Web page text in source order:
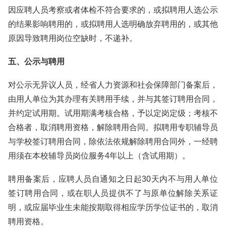
因应聘人员考察或者体检不符合要求的，或拟聘用人选公示
的结果影响聘用的，或拟聘用人选明确放弃聘用的，或其他
原因导致聘用岗位空缺时，不递补。
五、公示与聘用
对公示无异议人员，经省人力资源和社会保障部门备案后，
由用人单位为其办理有关聘用手续，并与其签订聘用合同，
并约定试用期。试用期满考核合格，予以定岗定级；考核不
合格者，取消聘用资格，解除聘用合同。拟聘用专职辅导员
与学校签订聘用合同，除依法依规解除聘用合同外，一经聘
用须在本校辅导员岗位服务4年以上（含试用期）。
聘用备案后，应聘人员自通知之日起30天内不与用人单位
签订聘用合同，或在职人员提供不了与原单位解除关系证
明，或应届毕业生未能按期取得相应学历学位证书的，取消
聘用资格。